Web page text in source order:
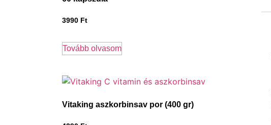
3990 Ft
Tovább olvasom
Vitaking aszkorbinsav por (400 gr)